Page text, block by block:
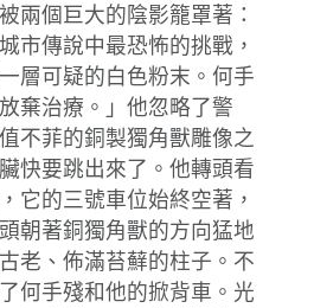
兩個巨大的陰影籠罩著：
市傳說中最恐怖的挑戰，
層可疑的白色粉末。何手
棄治療。」他忽略了警
不菲的銅製獨角獸雕像之
快要跳出來了。他轉頭看
它的三號車位始終空著，
朝著銅獨角獸的方向猛地
老、佈滿苔蘚的柱子。不
何手殘和他的掀背車。光